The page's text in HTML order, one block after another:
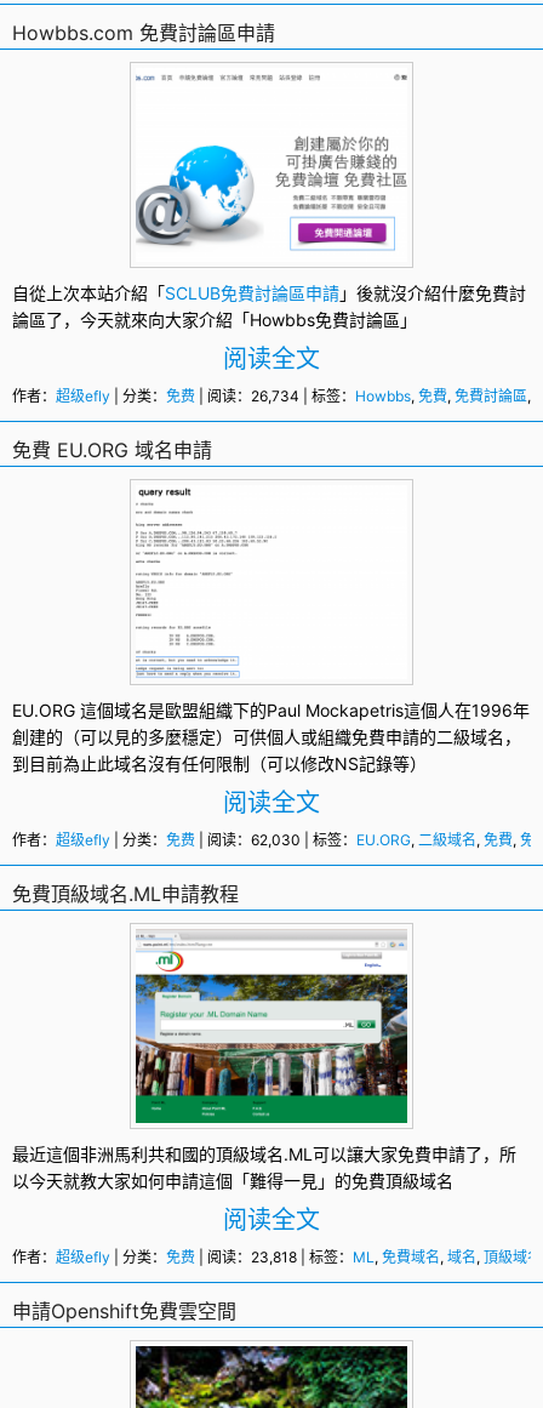
Howbbs.com 免費討論區申請
自從上次本站介紹「SCLUB免費討論區申請」後就沒介紹什麼免費討
論區了，今天就來向大家介紹「Howbbs免費討論區 」
阅读全文
作者： 超级efly | 分类： 免费 | 阅读：26,734 | 标签： Howbbs, 免費, 免費討論區,
免費 EU.ORG 域名申請
EU.ORG 這個域名是歐盟組織下的Paul Mockapetris這個人在1996年
創建的（可以見的多麼穩定）可供個人或組織免費申請的二級域名 ，
到目前為止此域名沒有任何限制（可以修改NS記錄等）
阅读全文
作者： 超级efly | 分类： 免费 | 阅读：62,030 | 标签： EU.ORG, 二級域名, 免費, 免
免費頂級域名.ML申請教程
最近這個非洲馬利共和國的頂級域名.ML 可以讓大家免費申請了，所
以今天就教大家如何申請這個「難得一見」的免費頂級域名
阅读全文
作者： 超级efly | 分类： 免费 | 阅读：23,818 | 标签： ML, 免費域名, 域名, 頂級域名
申請Openshift免費雲空間